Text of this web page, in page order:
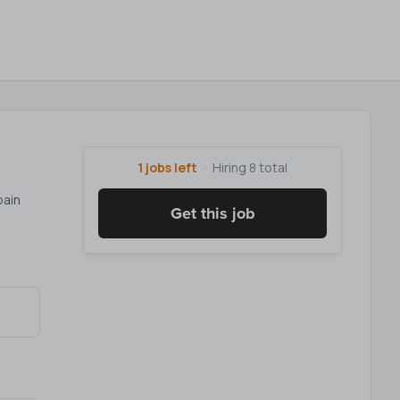
1 jobs left Hiring 8 total
Get this job